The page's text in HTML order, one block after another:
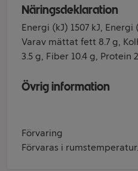
Näringsdeklaration
Energi (kJ) 1507 kJ,
Varav mättat fett 8.7 g,
3.5 g, Fiber 10.4 g, Protein
Övrig information
Förvaring
Förvaras i rumstemperatur.